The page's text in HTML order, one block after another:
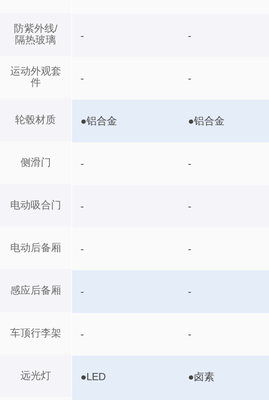
防紫外线/
隔热玻璃
运动外观套
件
轮毂材质
侧滑门
电动吸合门
电动后备厢
感应后备厢
车顶行李架
远光灯
- -
- -
●铝合金 ●铝合金
- -
- -
- -
- -
- -
●LED ●卤素